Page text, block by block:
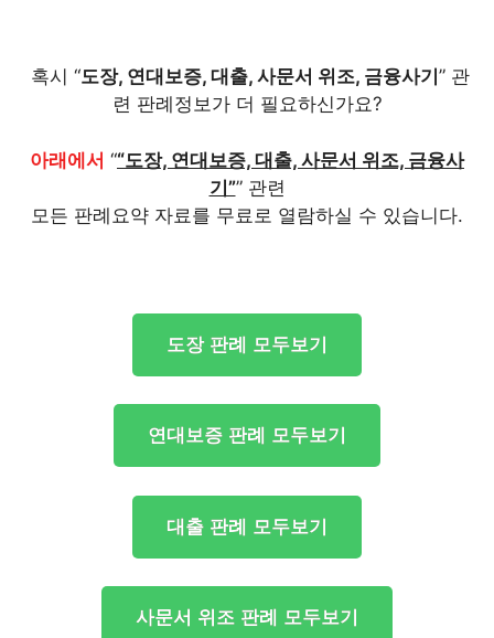
혹시 “도장, 연대보증, 대출, 사문서 위조, 금융사기 ” 관
련 판례정보가 더 필요하신가요?
아래에서 ““도장, 연대보증, 대출, 사문서 위조, 금융사
기”” 관련
모든 판례요약 자료를 무료로 열람하실 수 있습니다.
도장 판례 모두보기
연대보증 판례 모두보기
대출 판례 모두보기
사문서 위조 판례 모두보기